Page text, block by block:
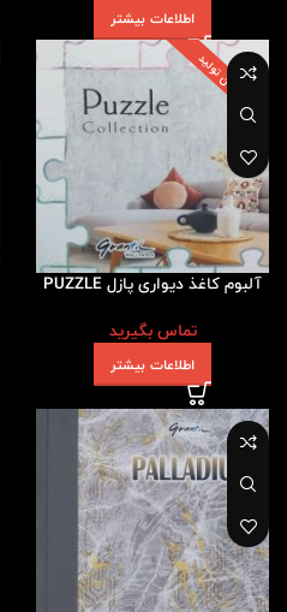
اطلاعات بیشتر
پایان تولید
آلبوم کاغذ دیواری پازل PUZZLE
تماس بگیرید
اطلاعات بیشتر